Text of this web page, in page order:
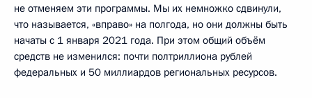
не отменяем эти программы. Мы их немножко сдвинули,
что называется, «вправо» на полгода, но они должны быть
начаты с 1 января 2021 года. При этом общий объём
средств не изменился: почти полтриллиона рублей
федеральных и 50 миллиардов региональных ресурсов.